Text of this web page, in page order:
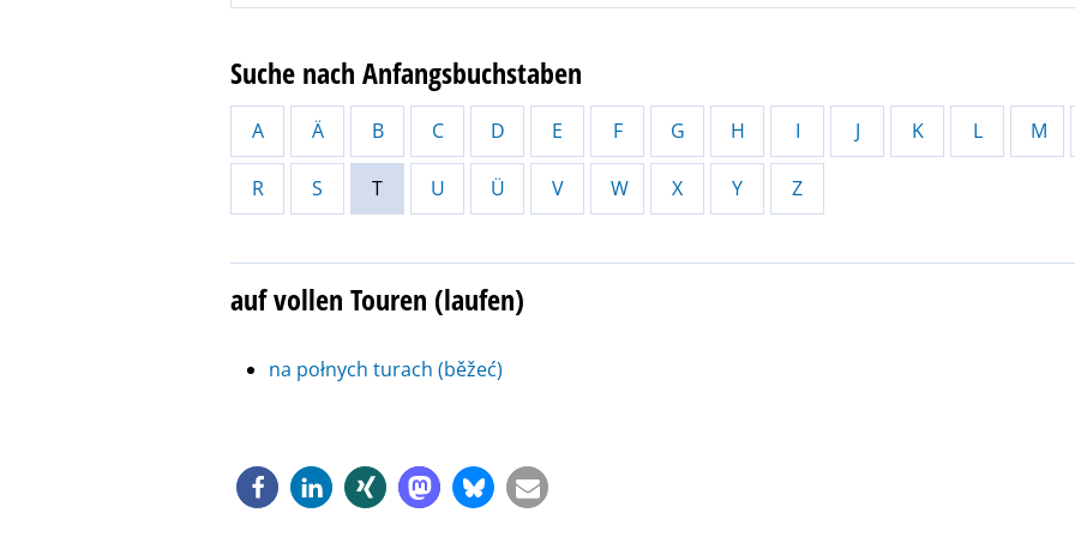
Suche nach Anfangsbuchstaben
A Ä B C D E F G H I J K L M
R S T U Ü V W X Y Z
auf vollen Touren (laufen)
na połnych turach (běžeć)